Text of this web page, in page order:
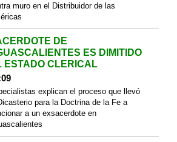
muro en el Distribuidor de las
DE
ES DIMITIDO
ESTADO CLERICAL
explican el proceso que llevó
para la Doctrina de la Fe a
a un exsacerdote en